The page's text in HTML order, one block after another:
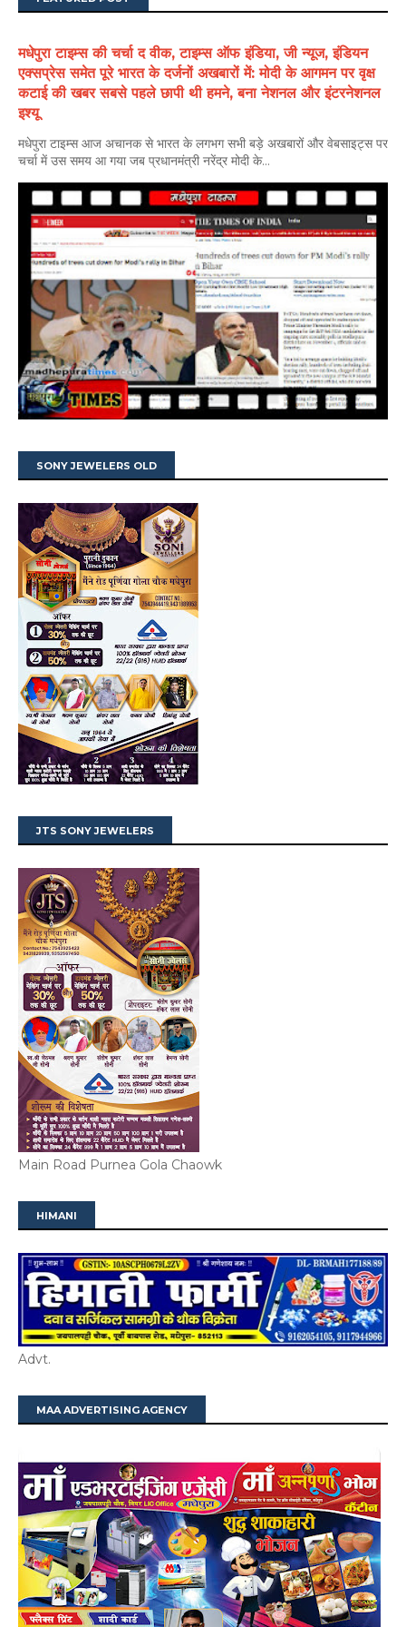
मधेपुरा टाइम्स की चर्चा द वीक, टाइम्स ऑफ इंडिया, जी न्यूज, इंडियन
एक्सप्रेस समेत पूरे भारत के दर्जनों अखबारों में: मोदी के आगमन पर वृक्ष
कटाई की खबर सबसे पहले छापी थी हमने, बना नेशनल और इंटरनेशनल
इश्यू
मधेपुरा टाइम्स आज अचानक से भारत के लगभग सभी बड़े अखबारों और वेबसाइट्स पर
चर्चा में उस समय आ गया जब प्रधानमंत्री नरेंद्र मोदी के...
SONY JEWELERS OLD
JTS SONY JEWELERS
Main Road Purnea Gola Chaowk
HIMANI
Advt.
MAA ADVERTISING AGENCY